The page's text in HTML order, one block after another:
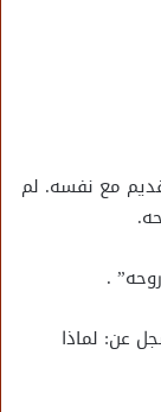
قديم مع نفسه. لم
.
عن: لماذا